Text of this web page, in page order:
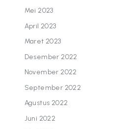
Mei 2023
April 2023
Maret 2023
Desember 2022
November 2022
September 2022
Agustus 2022
Juni 2022